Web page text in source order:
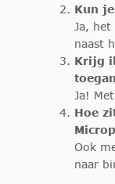
Kun
Ja,
naast
Krijg
Ja!
Hoe
Ook
naar